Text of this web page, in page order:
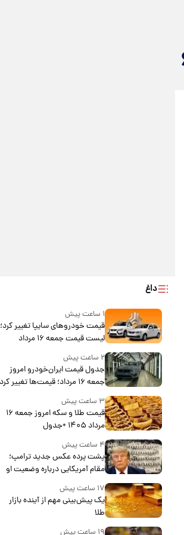
داغ
۱ ساعت پیش
قیمت خودروهای سایپا تغییر کرد؛
لیست قیمت جمعه ۱۶ مرداد
۲ ساعت پیش
جدول قیمت ایران‌خودرو امروز
جمعه ۱۶ مرداد؛ قیمت‌ها تغییر کرد
۳ ساعت پیش
قیمت طلا و سکه امروز جمعه ۱۶
مرداد ۱۴۰۵ +جدول
۴ ساعت پیش
پشت پرده عکس جدید ترامپ؛
مقام آمریکایی درباره وضعیت او
چه گفت؟
۱۷ ساعت پیش
یک پیش‌بینی مهم از آینده بازار
طلا
۱۹ ساعت پیش